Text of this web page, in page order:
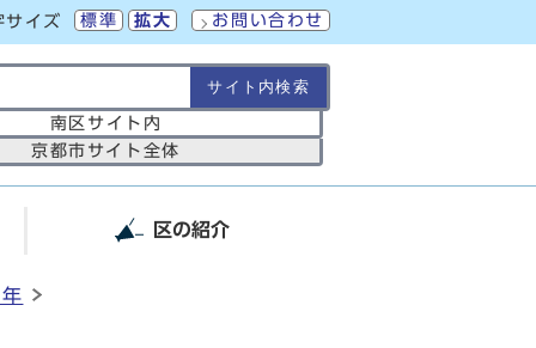
サイズ 標準 拡大 お問い合わせ
囲
南区サイト内
京都市サイト全体
区の紹介